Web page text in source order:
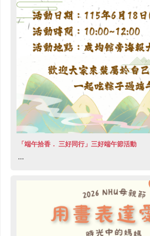
「端午拾香． 三好同行」三好端午節活動
...